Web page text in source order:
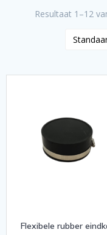
Resultaat 1–12
Flexibele rubber